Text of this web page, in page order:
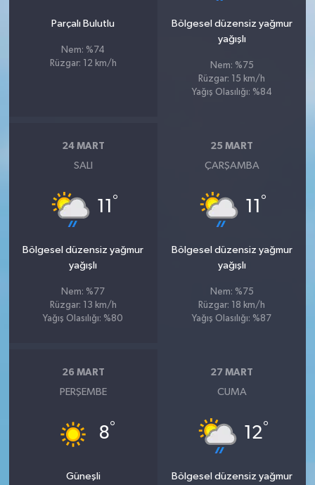
Parçalı Bulutlu
Nem: %74
Rüzgar: 12 km/h
Bölgesel düzensiz yağmur
yağışlı
Nem: %75
Rüzgar: 15 km/h
Yağış Olasılığı: %84
24 MART
SALI
11 °
Bölgesel düzensiz yağmur
yağışlı
Nem: %77
Rüzgar: 13 km/h
Yağış Olasılığı: %80
25 MART
ÇARŞAMBA
11 °
Bölgesel düzensiz yağmur
yağışlı
Nem: %75
Rüzgar: 18 km/h
Yağış Olasılığı: %87
26 MART
PERŞEMBE
8°
Güneşli
27 MART
CUMA
12°
Bölgesel düzensiz yağmur